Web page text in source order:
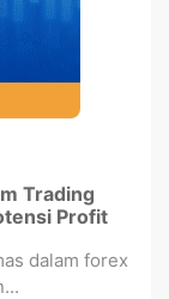
Trading
Profit
dalam forex